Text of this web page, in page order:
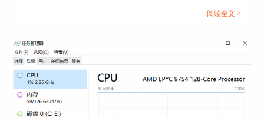
Management中。登录GitLab，进入项目设置页面，
面，点击“Add Variable”按钮，添加一个新的环境变
量，将生成的密钥内容复制到变量值中。例如，变
量名为`AES_KEY`，变量值为aes_key.txt中的内
容。
3. 配置加密脚本
码的拉取、推送操作，无需频繁输入密码，提升工作效率。
阅读全文 >